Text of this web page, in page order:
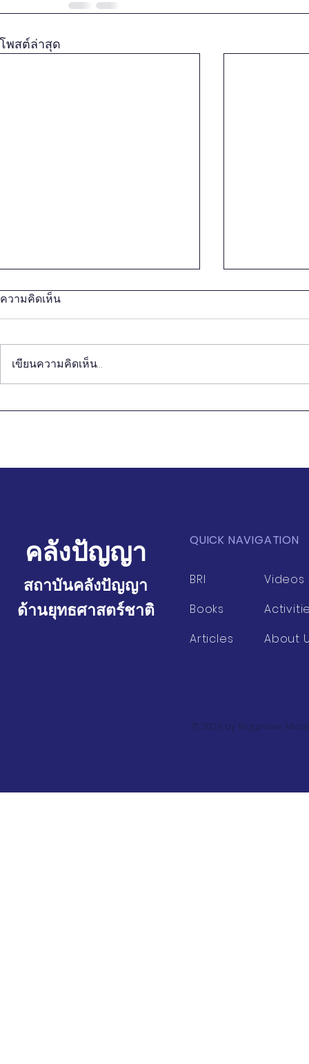
โพสต์ล่าสุด
วิถีชีวิตของคนจีนรุ่นใหม่ กับ
การปฏิวัติทุ
ความคิดเห็น
เขียนความคิดเห็น…
คลังปัญญา
สถาบันคลังปัญญา
ด้านยุทธศาสตร์ชาติ
QUICK NAVIGATION
BRI
Books
Articles
Videos
About
© 2023 by Ridgeview